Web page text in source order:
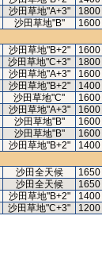
沙田草地"A+3" 1800
沙田草地"B" 1600
沙田草地"B+2" 1600
沙田草地"C+3" 1800
沙田草地"A+3" 1600
沙田草地"B+2" 1400
沙田草地"C" 1600
沙田草地"A+3" 1600
沙田草地"B" 1600
沙田草地"B" 1600
沙田草地"B+2" 1400
沙田全天候 1650
沙田全天候 1650
沙田草地"B+2" 1400
沙田草地"C+3" 1200